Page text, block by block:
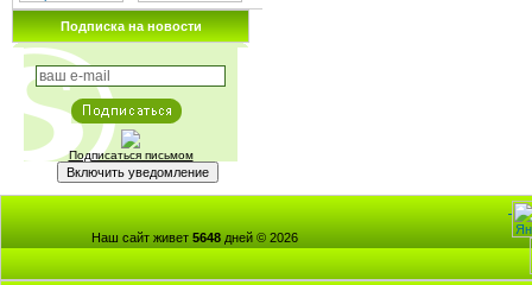
Подписка на новости
Подписаться письмом
Наш сайт живет 5648 дней © 2026